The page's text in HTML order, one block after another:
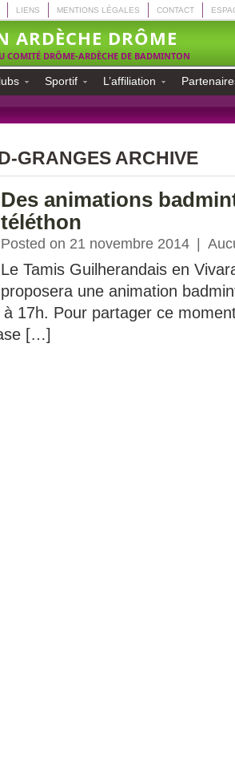
LIENS MENTIONS LÉGALES CONTACT
ARDÈCHE DRÔME
COMITÉ DRÔME-ARDÈCHE DE BADMINTON
Sportif L’affiliation
GRANGES ARCHIVE
Des animations
téléthon
Posted on 21 novembre 2014
Le Tamis Guilherandais en
proposera une animation
17h. Pour partager ce
[…]